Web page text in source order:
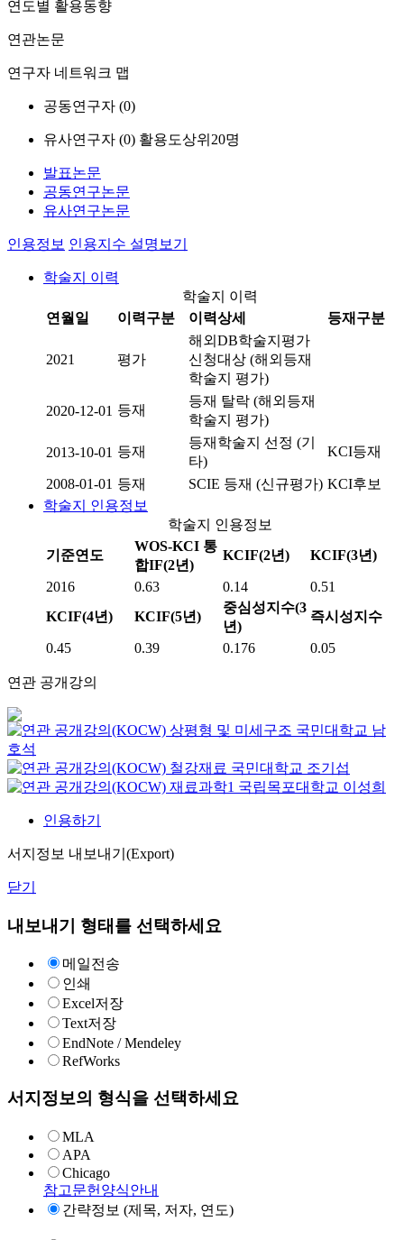
연도별 활용동향
연관논문
연구자 네트워크 맵
공동연구자 (0)
유사연구자 (0) 활용도상위20명
발표논문
공동연구논문
유사연구논문
인용정보 인용지수 설명보기
학술지 이력
학술지 이력
연월일
이력구분 이력상세 등재구분
2021 평가
해외DB학술지평가
신청대상 (해외등재
학술지 평가)
2020-12-01 등재
등재 탈락 (해외등재
학술지 평가)
2013-10-01 등재
등재학술지 선정 (기
타)
KCI등재
2008-01-01 등재 SCIE 등재 (신규평가) KCI후보
학술지 인용정보
학술지 인용정보
기준연도
WOS-KCI 통
합IF(2년)
KCIF(2년) KCIF(3년)
2016 0.63 0.14
0.51
KCIF(4년)
KCIF(5년)
중심성지수(3
년)
즉시성지수
0.45 0.39 0.176 0.05
연관 공개강의
상평형 및 미세구조 국민대학교 남
호석
철강재료 국민대학교 조기섭
재료과학1 국립목포대학교 이성희
인용하기
서지정보 내보내기(Export)
닫기
내보내기 형태를 선택하세요
메일전송
인쇄
Excel저장
Text저장
EndNote / Mendeley
RefWorks
서지정보의 형식을 선택하세요
MLA
APA
Chicago
참고문헌양식안내
간략정보 (제목, 저자, 연도)